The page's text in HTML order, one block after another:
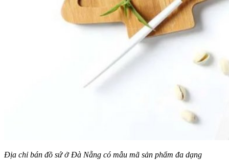
Địa chỉ bán đồ sứ ở Đà Nẵng có mẫu mã sản phẩm đa dạng